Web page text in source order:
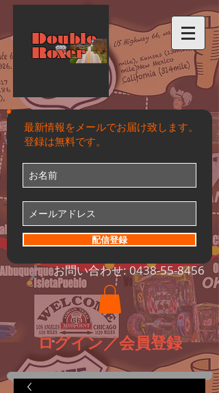
Double
Roxer
お問い合わせ:0438-55-8456
最新情報をメールでお届け致します。
登録は無料です。
配信登録
ログイン／会員登録